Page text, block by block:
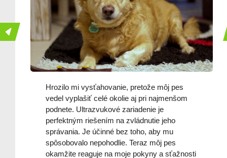
Hrozilo mi vysťahovanie, pretože môj pes
vedel vyplašiť celé okolie aj pri najmenšom
podnete. Ultrazvukové zariadenie je
perfektným riešením na zvládnutie jeho
správania. Je účinné bez toho, aby mu
spôsobovalo nepohodlie. Teraz môj pes
okamžite reaguje na moje pokyny a sťažnosti